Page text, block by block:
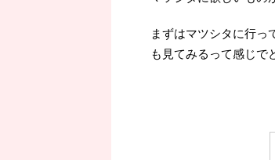
まずはマツシタに行っ
も見てみるって感じで